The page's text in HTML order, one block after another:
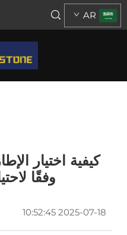
AR
كيفية اختيار
وفقًا
2025-07-18 10:52:45